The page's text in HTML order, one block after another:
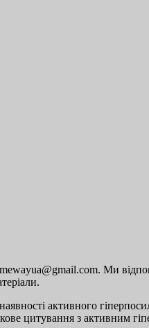
Ми
активного
цитування з активним